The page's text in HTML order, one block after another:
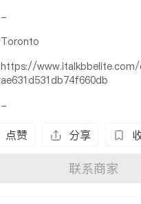
-
Toronto
https://
ae631d531db74f660db
-
点赞 分享
联系商家